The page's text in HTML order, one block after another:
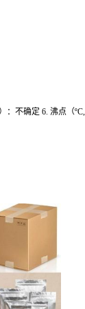
不确定 6. 沸点（